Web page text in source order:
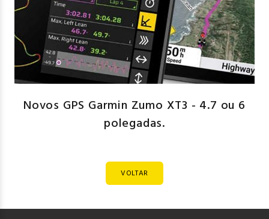
Novos GPS Garmin Zumo XT3 - 4.7 ou 6
polegadas.
VOLTAR